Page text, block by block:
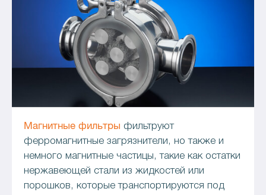
Магнитные фильтры фильтруют
ферромагнитные загрязнители, но также и
немного магнитные частицы, такие как остатки
нержавеющей стали из жидкостей или
порошков, которые транспортируются под